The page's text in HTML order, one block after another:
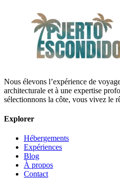
Nous élevons l’expérience de
architecturale et à une expertise
sélectionnons la côte, vous vivez le
Explorer
Hébergements
Expériences
Blog
À propos
Contact